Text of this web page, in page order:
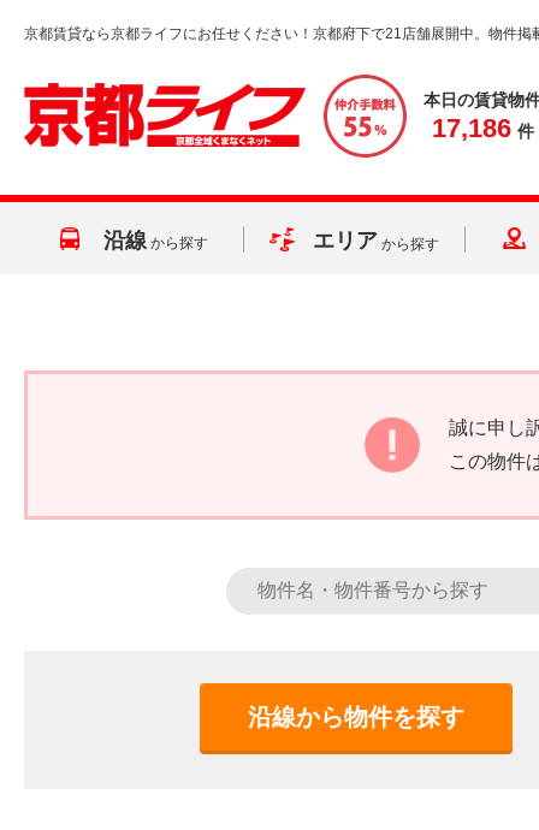
京都賃貸なら京都ライフにお任せください！京都府下で21店舗展開中。物件掲
本日の賃貸物
17,186 件
沿線 から探す エリア から探す
誠に申し
この物件
沿線から物件を探す